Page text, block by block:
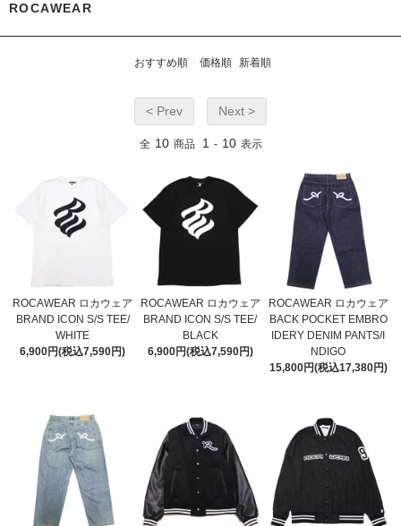
ROCAWEAR
おすすめ順 価格順 新着順
< Prev Next >
全 10 商品 1 - 10 表示
ROCAWEAR ロカウェア
BRAND ICON S/S TEE/
WHITE
6,900円(税込7,590円)
ROCAWEAR ロカウェア
BRAND ICON S/S TEE/
BLACK
6,900円(税込7,590円)
ROCAWEAR ロカウェア
BACK POCKET EMBRO
IDERY DENIM PANTS/I
NDIGO
15,800円(税込17,380円)